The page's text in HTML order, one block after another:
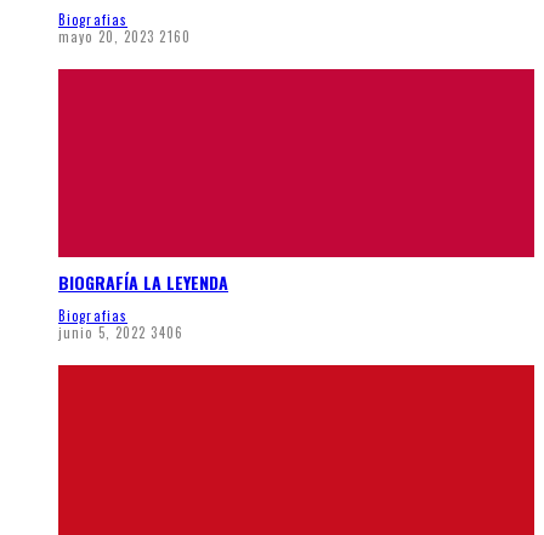
Biografias
mayo 20, 2023 2160
BIOGRAFÍA LA LEYENDA
Biografias
junio 5, 2022 3406